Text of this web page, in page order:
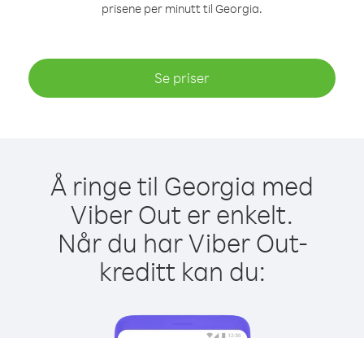
prisene per minutt til Georgia.
Se priser
Å ringe til Georgia med
Viber Out er enkelt.
Når du har Viber Out-
kreditt kan du: